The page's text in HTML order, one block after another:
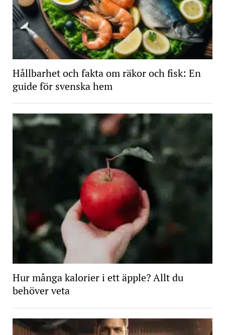
Hållbarhet och fakta om räkor och fisk: En
guide för svenska hem
Hur många kalorier i ett äpple? Allt du
behöver veta